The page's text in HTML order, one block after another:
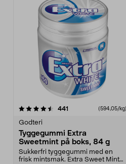
441 anmeldelser(594,05/kg)
Godteri
Tyggegummi Extra
Sweetmint på boks, 84 g
Sukkerfri tyggegummi med en
frisk mintsmak. Extra Sweet Mint
4.5 av 5 stjerner